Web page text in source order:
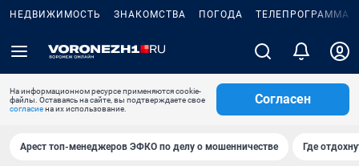
НЕДВИЖИМОСТЬ ЗНАКОМСТВА ПОГОДА ТЕЛЕПРОГРАММА
На информационном ресурсе применяются cookie-
файлы. Оставаясь на сайте, вы подтверждаете свое
согласиена их использование.
Согласен
Арест топ-менеджеров ЭФКО по делу о мошенничестве Где